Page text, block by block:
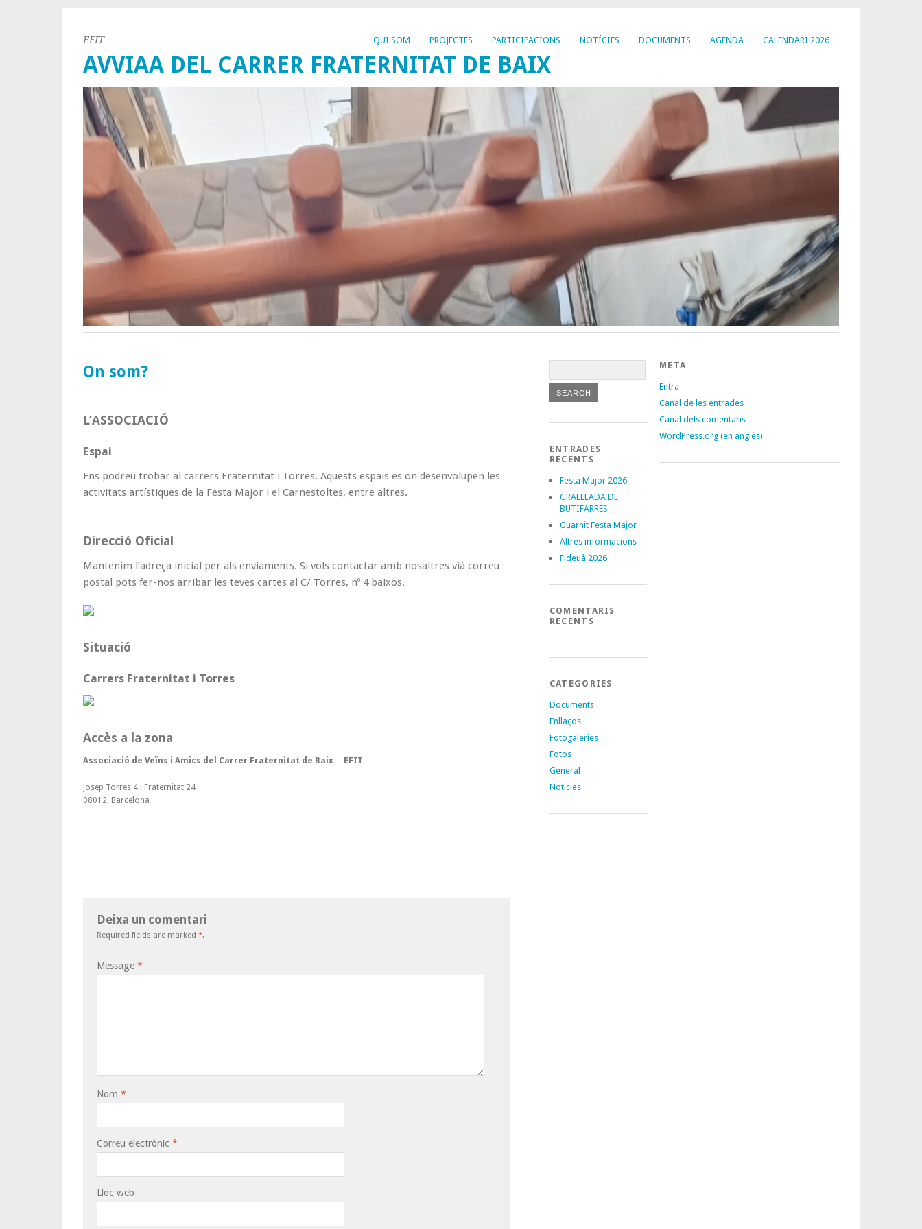
QUI SOM PROJECTES PARTICIPACIONS NOTÍCIES DOCUMENTS AGENDA CALENDARI 2026
AVVIAA DEL CARRER FRATERNITAT DE BAIX
EFIT
On som?
L’ASSOCIACIÓ
Espai
Ens podreu trobar al carrers Fraternitat i Torres. Aquests espais es on desenvolupen les
activitats artístiques de la Festa Major i el Carnestoltes, entre altres.
Direcció Oficial
Mantenim l’adreça inicial per als enviaments. Si vols contactar amb nosaltres vià correu
postal pots fer-nos arribar les teves cartes al C/ Torres, nº 4 baixos.
Situació
Carrers Fraternitat i Torres
Accès a la zona
Associació de Veïns i Amics del Carrer Fraternitat de Baix EFIT
Josep Torres 4 i Fraternitat 24
08012, Barcelona
Deixa un comentari
Required fields are marked *.
Message *
Nom *
Correu electrònic *
Lloc web
ENTRADES
RECENTS
Festa Major 2026
GRAELLADA DE
BUTIFARRES
Guarnit Festa Major
Altres informacions
Fideuà 2026
COMENTARIS
RECENTS
CATEGORIES
Documents
Enllaços
Fotogaleries
Fotos
General
Noticies
META
Entra
Canal de les entrades
Canal dels comentaris
WordPress.org (en anglès)